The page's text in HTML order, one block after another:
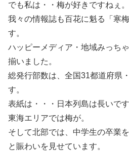
でも私は・・梅が好きですねぇ。
我々の情報誌も百花に魁る「寒
す。
ハッピーメディア・地域みっち
揃いました。
総発行部数は、全国31都道府県
す。
表紙は・・・日本列島は長いで
東海エリアでは梅が。
そして北部では、中学生の卒業
と賑わいを見せています。